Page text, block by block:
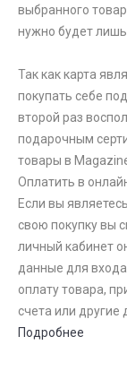
выбранного
нужно будет
Так как карта
покупать себе
второй раз
подарочным
товары в
Оплатить в
Если вы
свою покупку вы
личный кабинет
данные для
оплату товара,
счета или другие
Подробнее